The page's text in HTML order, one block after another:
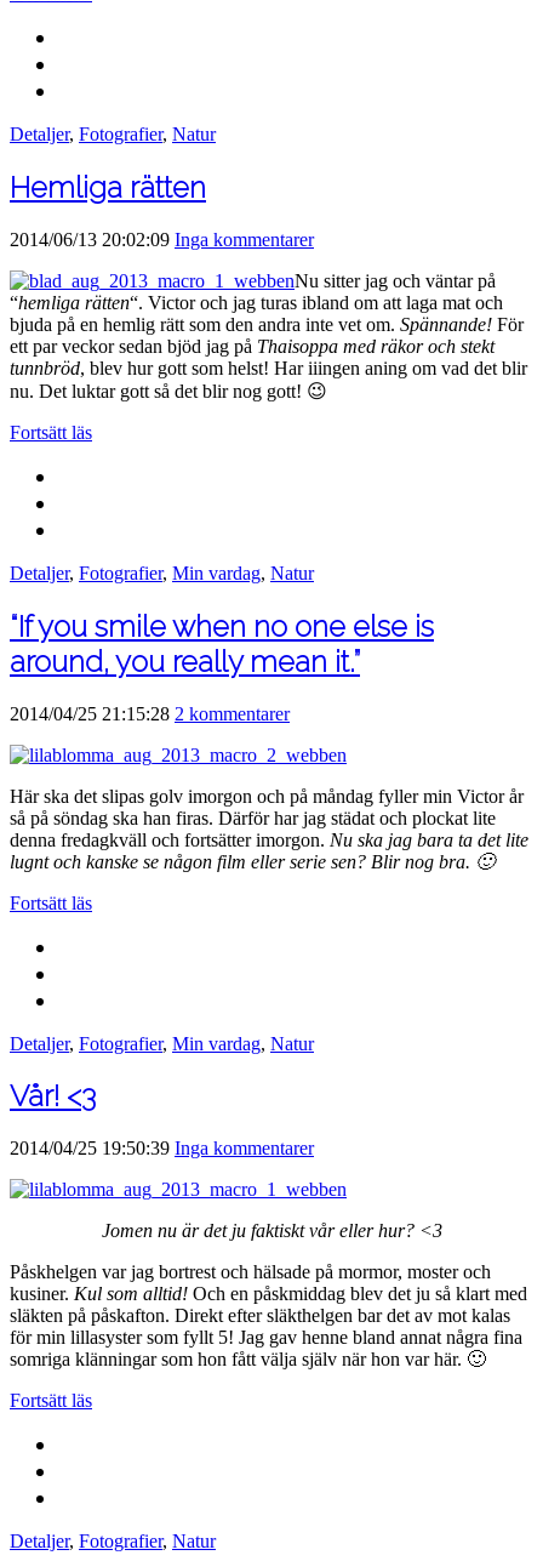
Detaljer, Fotografier, Natur
Hemliga rätten
2014/06/13 20:02:09 Inga kommentarer
Nu sitter jag och väntar på
“hemliga rätten“. Victor och jag turas ibland om att laga mat och
bjuda på en hemlig rätt som den andra inte vet om. Spännande! För
ett par veckor sedan bjöd jag på Thaisoppa med räkor och stekt
tunnbröd, blev hur gott som helst! Har iiingen aning om vad det blir
nu. Det luktar gott så det blir nog gott! 😉
Fortsätt läs
Detaljer, Fotografier, Min vardag, Natur
“If you smile when no one else is
around, you really mean it.”
2014/04/25 21:15:28 2 kommentarer
Här ska det slipas golv imorgon och på måndag fyller min Victor år
så på söndag ska han firas. Därför har jag städat och plockat lite
denna fredagkväll och fortsätter imorgon. Nu ska jag bara ta det lite
lugnt och kanske se någon film eller serie sen? Blir nog bra. 🙂
Fortsätt läs
Detaljer, Fotografier, Min vardag, Natur
Vår! <3
2014/04/25 19:50:39 Inga kommentarer
Jomen nu är det ju faktiskt vår eller hur? <3
Påskhelgen var jag bortrest och hälsade på mormor, moster och
kusiner. Kul som alltid! Och en påskmiddag blev det ju så klart med
släkten på påskafton. Direkt efter släkthelgen bar det av mot kalas
för min lillasyster som fyllt 5! Jag gav henne bland annat några fina
somriga klänningar som hon fått välja själv när hon var här. 🙂
Fortsätt läs
Detaljer, Fotografier, Natur